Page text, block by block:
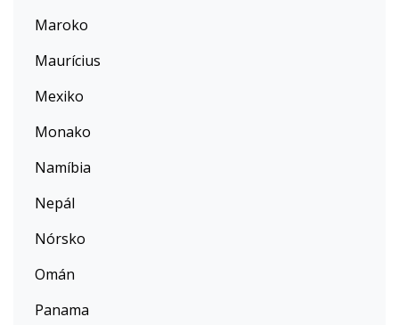
Maroko
Maurícius
Mexiko
Monako
Namíbia
Nepál
Nórsko
Omán
Panama